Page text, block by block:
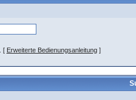
[ Erweiterte Bedienungsanleitung]